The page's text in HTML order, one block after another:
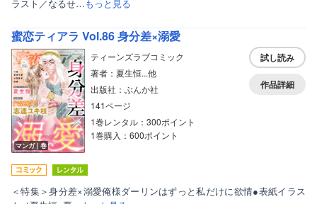
ラスト／なるせ…もっと見る
蜜恋ティアラ Vol.86 身分差×溺愛
マンガ｜巻
ティーンズラブコミック
著者：夏生恒...他
出版社：ぶんか社
141ページ
1巻レンタル：300ポイント
1巻購入：600ポイント
試し読み
作品詳細
＜特集＞身分差×溺愛俺様ダーリンはずっと私だけに欲情●表紙イラス